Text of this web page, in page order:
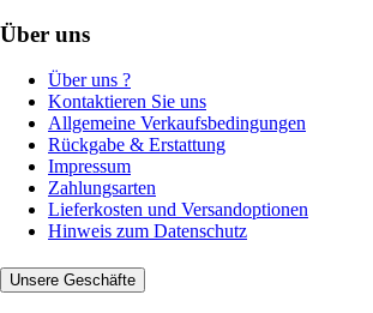
Über uns
Über uns ?
Kontaktieren Sie uns
Allgemeine Verkaufsbedingungen
Rückgabe & Erstattung
Impressum
Zahlungsarten
Lieferkosten und Versandoptionen
Hinweis zum Datenschutz
Unsere Geschäfte